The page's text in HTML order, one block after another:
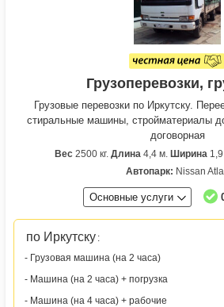
Грузоперевозки,
Грузовые перевозки по Иркутску.
стиральные машины, стройматериалы
договорная
Вес 2500 кг. Длина 4,4 м. Ширина
Автопарк: Nissan
Основные услуги
по Иркутску :
- Грузовая машина (на 2 часа)
- Машина (на 2 часа) + погрузка
- Машина (на 4 часа) + рабочие